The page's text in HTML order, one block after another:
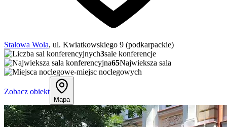
Stalowa Wola, ul. Kwiatkowskiego 9 (podkarpackie)
3sale konferencje
65Najwieksza sala
-miejsc noclegowych
Zobacz obiekt
Mapa